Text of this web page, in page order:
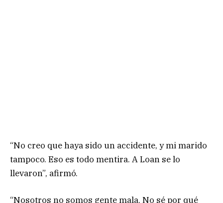
“No creo que haya sido un accidente, y mi marido
tampoco. Eso es todo mentira. A Loan se lo
llevaron”, afirmó.
“Nosotros no somos gente mala. No sé por qué